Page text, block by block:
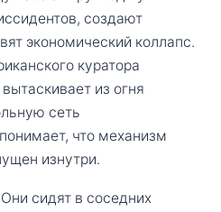
создают
экономический коллапс.
куратора
из огня
сеть
что механизм
изнутри.
сидят в соседних